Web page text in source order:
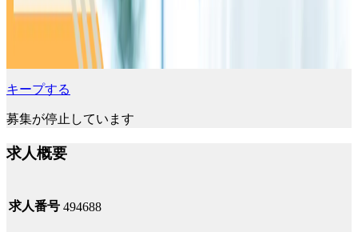
キープする
募集が停止しています
求人概要
求人番号 494688